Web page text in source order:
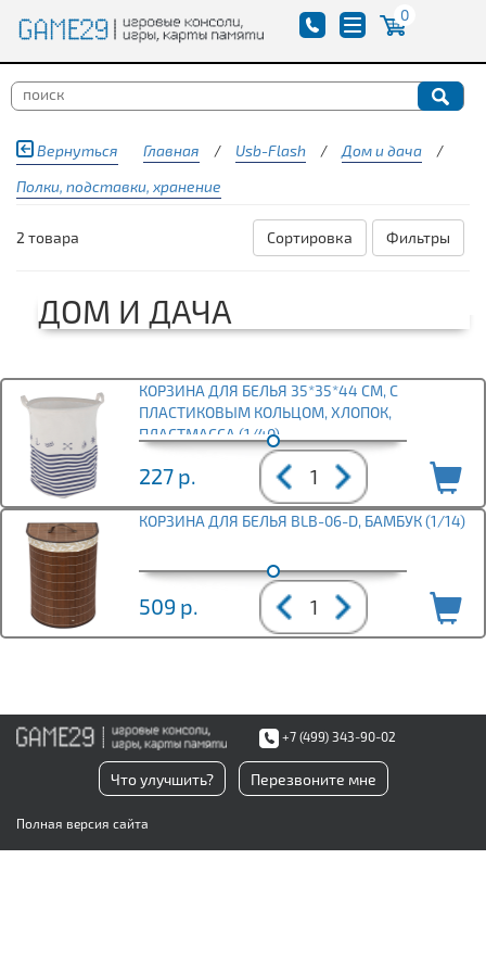
0
Вернуться Главная / Usb-Flash / Дом и дача
/
Полки, подставки, хранение
2 товара Фильтры
Сортировка
ДОМ И ДАЧА
КОРЗИНА ДЛЯ БЕЛЬЯ 35*35*44 СМ, С
ПЛАСТИКОВЫМ КОЛЬЦОМ, ХЛОПОК,
ПЛАСТМАССА (1/40)
227 р.
КОРЗИНА ДЛЯ БЕЛЬЯ BLB-06-D, БАМБУК (1/14)
509 р.
+7 (499) 343-90-02
Что улучшить? Перезвоните мне
Полная версия сайта